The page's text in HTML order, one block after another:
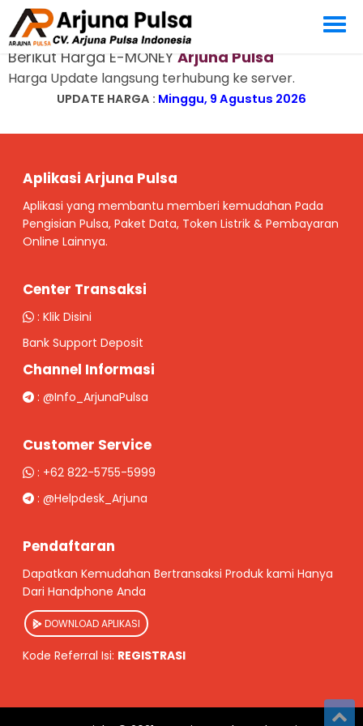
E-MONEY
Berikut Harga E-MONEY Arjuna Pulsa
Harga Update langsung terhubung ke server.
UPDATE HARGA : Minggu, 9 Agustus 2026
Aplikasi Arjuna Pulsa
Aplikasi yang membantu memberi kemudahan Pada
Pengisian Pulsa, Paket Data, Token Listrik & Pembayaran
Online Lainnya.
Center Transaksi
: Klik Disini
Bank Support Deposit
Channel Informasi
: @Info_ArjunaPulsa
Customer Service
: +62 822-5755-5999
: @Helpdesk_Arjuna
Pendaftaran
Dapatkan Kemudahan Bertransaksi Produk kami Hanya
Dari Handphone Anda
DOWNLOAD APLIKASI
Kode Referral Isi: REGISTRASI